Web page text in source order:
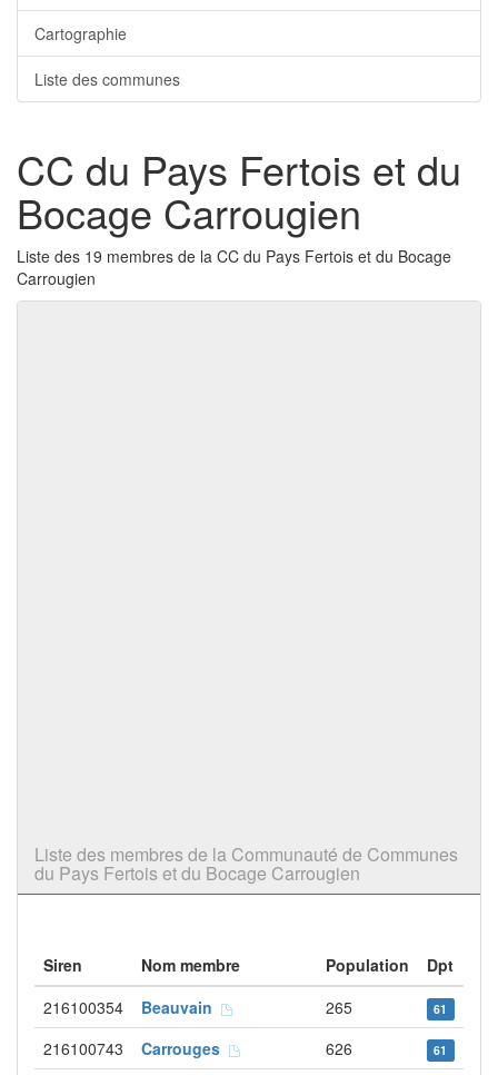
Cartographie
Liste des communes
CC du Pays Fertois et du
Bocage Carrougien
Liste des 19 membres de la CC du Pays Fertois et du Bocage
Carrougien
Liste des membres de la Communauté de Communes
du Pays Fertois et du Bocage Carrougien
Siren Nom membre Population
Dpt
216100354
Beauvain 265 61
216100743 Carrouges 626 61